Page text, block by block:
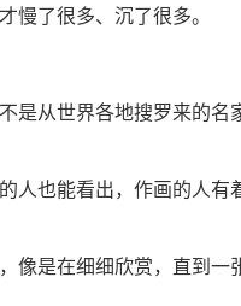
慢了很多、沉了很多。
是从世界各地搜罗来的名
人也能看出，作画的人有
像是在细细欣赏，直到一